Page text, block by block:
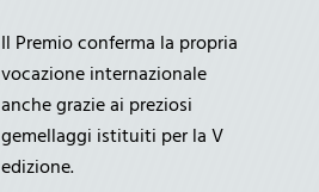
Il Premio conferma la propria
vocazione internazionale
anche grazie ai preziosi
gemellaggi istituiti per la V
edizione.